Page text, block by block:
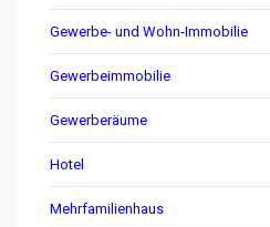
Gewerbe- und Wohn-Immobilie
Gewerbeimmobilie
Gewerberäume
Hotel
Mehrfamilienhaus